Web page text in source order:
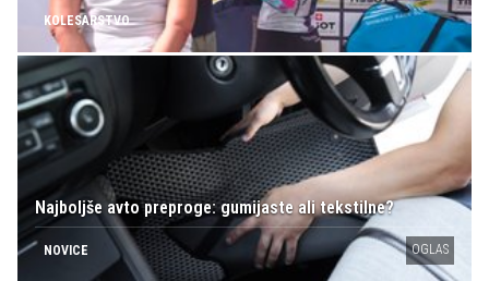
KOLESARSTVO
Najboljše avto preproge: gumijaste ali tekstilne?
NOVICE OGLAS